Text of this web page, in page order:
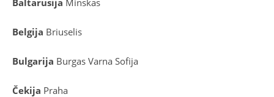
Baltarusija Minskas
Belgija Briuselis
Bulgarija Burgas Varna Sofija
Čekija Praha